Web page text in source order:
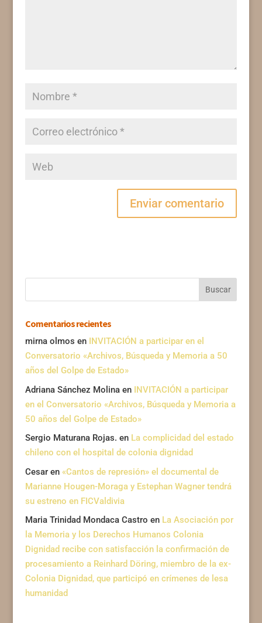
Comentarios recientes
mirna olmos en INVITACIÓN a participar en el
Conversatorio «Archivos, Búsqueda y Memoria a 50
años del Golpe de Estado»
Adriana Sánchez Molinaen INVITACIÓN a participar
en el Conversatorio «Archivos, Búsqueda y Memoria a
50 años del Golpe de Estado»
Sergio Maturana Rojas. en La complicidad del estado
chileno con el hospital de colonia dignidad
Cesaren «Cantos de represión» el documental de
Marianne Hougen-Moraga y Estephan Wagner tendrá
su estreno en FICValdivia
Maria Trinidad Mondaca Castro en La Asociación por
la Memoria y los Derechos Humanos Colonia
Dignidad recibe con satisfacción la confirmación de
procesamiento a Reinhard Döring, miembro de la ex-
Colonia Dignidad, que participó en crímenes de lesa
humanidad